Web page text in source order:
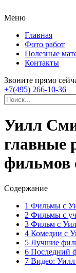
Меню
Главная
Фото работ
Полезные
Контакты
Звоните прямо
+7(495) 266-10-36
Уилл
главные
фильмов
Содержание
1 Фильмы с
2 Фильмы с
3 Фильм с
4 Комедии с
5 Лучшие
6 Последний
7 Видео: